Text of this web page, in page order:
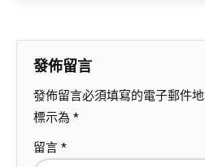
發佈留言
發佈留言必須填寫的電子郵件
標示為 *
留言 *